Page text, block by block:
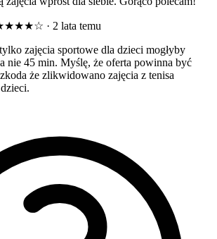
· 2 lata temu
zajęcia sportowe dla dzieci mogłyby
nie 45 min. Myślę, że oferta powinna być
że zlikwidowano zajęcia z tenisa